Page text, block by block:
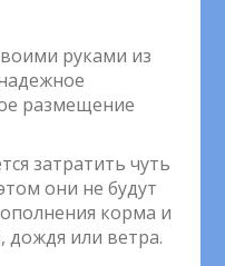
затратить чуть
они не будут
корма и
дождя или ветра.